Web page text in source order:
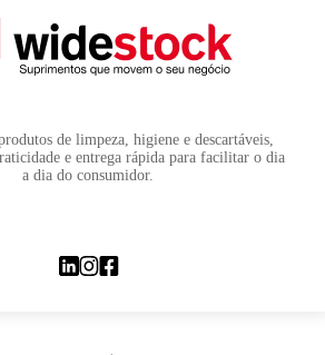
de limpeza, higiene e descartáveis,
e entrega rápida para facilitar o dia
a dia do consumidor.